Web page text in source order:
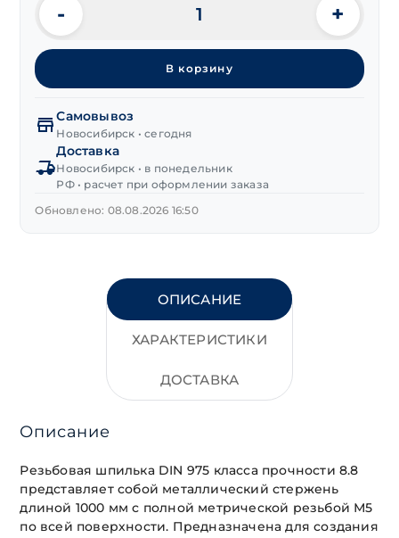
Количество
товара
Шпилька
резьбовая
класс
прочности 8.8
М5х1000 мм,
цинк
- +
В корзину
Самовывоз
Новосибирск • сегодня
Доставка
Новосибирск • в понедельник
РФ • расчет при оформлении заказа
Обновлено: 08.08.2026 16:50
ОПИСАНИЕ
ХАРАКТЕРИСТИКИ
ДОСТАВКА
Описание
Резьбовая шпилька DIN 975 класса прочности 8.8
представляет собой металлический стержень
длиной 1000 мм с полной метрической резьбой М5
по всей поверхности. Предназначена для создания